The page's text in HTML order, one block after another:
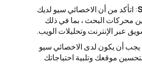
: اتأكد من أن الاخصائي سيو لديك
محركات البحث ، بما في ذلك
عبر الإنترنت وتحليلات الويب.
يجب أن يكون لدى الاخصائي سيو
موقعك وتلبية احتياجاتك